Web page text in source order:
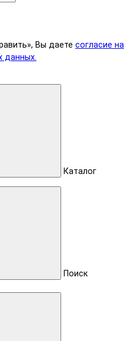
Вы даете согласие на
данных.
Каталог
Поиск